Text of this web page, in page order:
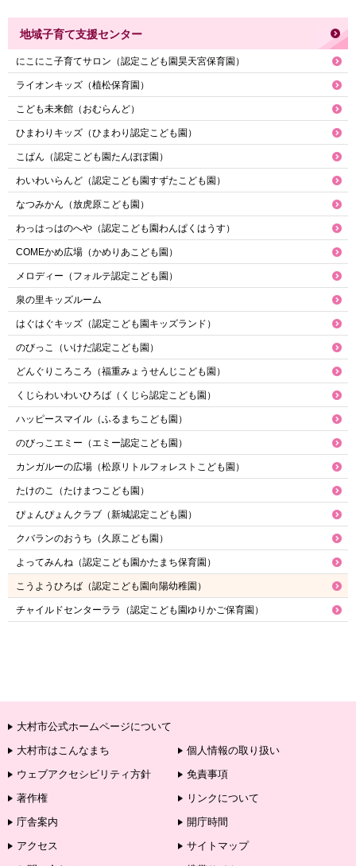
地域子育て支援センター
にこにこ子育てサロン（認定こども園昊天宮保育園）
ライオンキッズ（植松保育園）
こども未来館（おむらんど）
ひまわりキッズ（ひまわり認定こども園）
こぱん（認定こども園たんぽぽ園）
わいわいらんど（認定こども園すずたこども園）
なつみかん（放虎原こども園）
わっはっはのへや（認定こども園わんぱくはうす）
COMEかめ広場（かめりあこども園）
メロディー（フォルテ認定こども園）
泉の里キッズルーム
はぐはぐキッズ（認定こども園キッズランド）
のびっこ（いけだ認定こども園）
どんぐりころころ（福重みょうせんじこども園）
くじらわいわいひろば（くじら認定こども園）
ハッピースマイル（ふるまちこども園）
のびっこエミー（エミー認定こども園）
カンガルーの広場（松原リトルフォレストこども園）
たけのこ（たけまつこども園）
ぴょんぴょんクラブ（新城認定こども園）
クバランのおうち（久原こども園）
よってみんね（認定こども園かたまち保育園）
こうようひろば（認定こども園向陽幼稚園）
チャイルドセンターララ（認定こども園ゆりかご保育園）
大村市公式ホームページについて
大村市はこんなまち
個人情報の取り扱い
ウェブアクセシビリティ方針
免責事項
著作権
リンクについて
庁舎案内
開庁時間
アクセス
サイトマップ